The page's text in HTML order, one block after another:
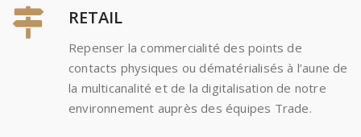
RETAIL
Repenser la commercialité des points de
contacts physiques ou dématérialisés à l’aune de
la multicanalité et de la digitalisation de notre
environnement auprès des équipes Trade.